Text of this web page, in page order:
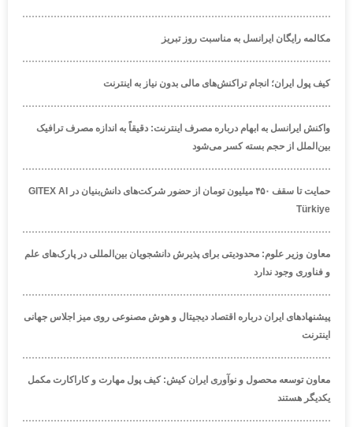
مکالمه رایگان ایرانسل به مناسبت روز تبریز
کیف پول ایران؛ انجام تراکنش‌های مالی بدون نیاز به اینترنت
واکنش ایرانسل به ابهام درباره مصرف اینترنت: دقیقاً به اندازه مصرف ترافیک
بین‌الملل از حجم بسته کسر می‌شود
حمایت تا سقف ۴۵۰ میلیون تومان از حضور شرکت‌های دانش‌بنیان در GITEX AI
Türkiye
معاون وزیر علوم: محدودیتی برای پذیرش دانشجویان بین‌المللی در پارک‌های علم
و فناوری وجود ندارد
پیشنهادهای ایران درباره اقتصاد دیجیتال و هوش مصنوعی روی میز اجلاس جهانی
اینترنت
معاون توسعه محصول و نوآوری ایران کیش: کیف پول مهارت و کاراکارت مکمل
یکدیگر هستند